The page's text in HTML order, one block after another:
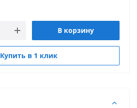
В корзину
Купить в 1 клик